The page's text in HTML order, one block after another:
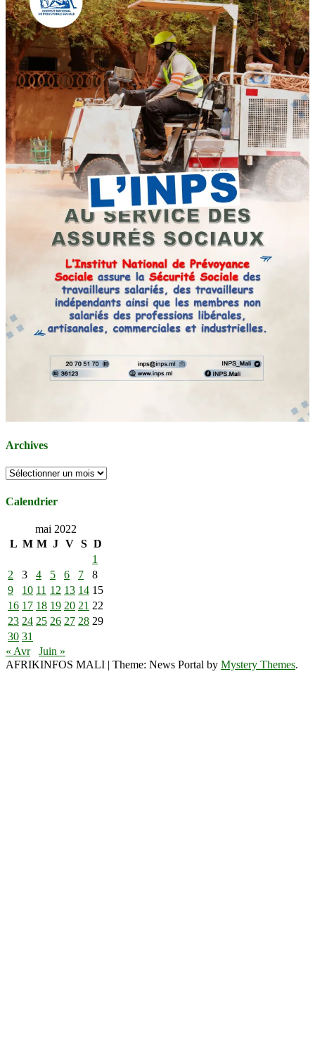
Archives
Archives
Calendrier
mai 2022
L M M J V S D
1
2
3 4 5 6 7
8
9
10 11 12 13 14 15
16 17 18 19 20 21 22
23 24 25 26 27 28 29
30 31
« Avr
Juin »
AFRIKINFOS MALI | Theme: News Portal by Mystery Themes.